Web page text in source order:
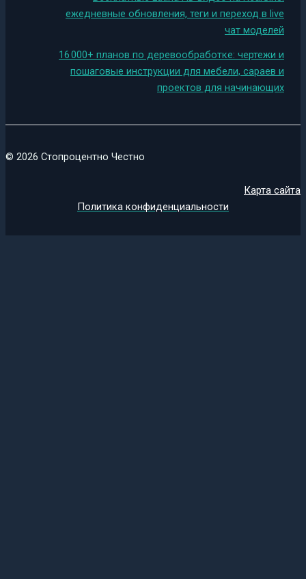
ежедневные обновления, теги и переход в live
чат моделей
16 000+ планов по деревообработке: чертежи и
пошаговые инструкции для мебели, сараев и
проектов для начинающих
© 2026 Стопроцентно Честно
Карта сайта
Политика конфиденциальности